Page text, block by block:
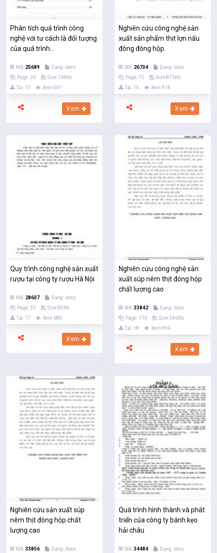
Phân tích quá trình công
nghệ với tư cách là đối tượng
của quá trình...
Mã: 25689
Dạng:.docx
Page: 20
Size:138Kb
Tải: 17
Xem:601
Xem
Nghiên cứu công nghệ sản
xuất sản phẩm thịt lợn nấu
đông đóng hộp.
Mã: 26704
Dạng:.docx
Page: 75
Size:875Kb
Tải: 16
Xem:914
Xem
Quy trình công nghệ sản xuất
rượu tại công ty rượu Hà Nội
Mã: 28607
Dạng:.docx
Page: 33
Size:85Kb
Tải: 17
Xem:688
Xem
Nghiên cứu công nghệ sản
xuất súp nêm thịt đóng hộp
chất lượng cao
Mã:33842
Dạng:.docx
Page: 114
Size:246Kb
Tải: 18
Xem:994
Xem
Nghiên cứu sản xuất súp
nêm thịt đóng hộp chất
lượng cao
Mã:33856 Dạng:.docx
Quá trình hình thành và phát
triển của công ty bánh kẹo
hải châu
Mã:34484 Dạng:.docx